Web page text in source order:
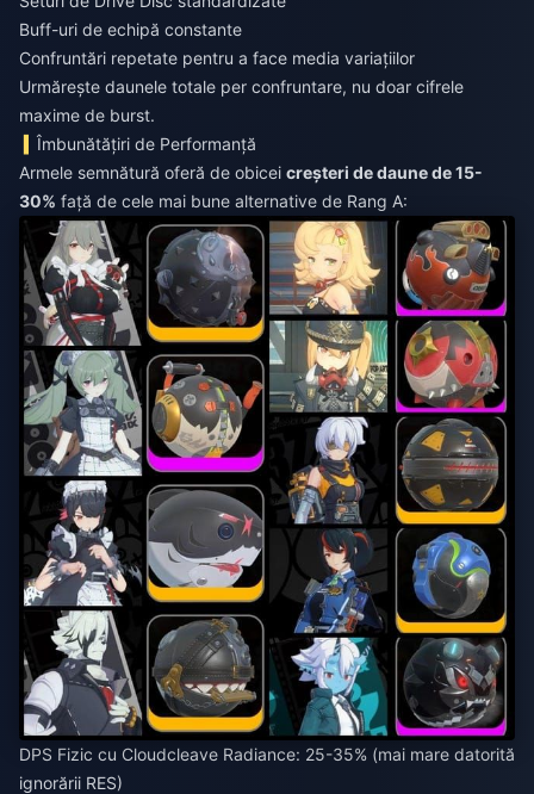
Buff-uri de echipă constante
Confruntări repetate pentru a face media variațiilor
Urmărește daunele totale per confruntare, nu doar cifrele
maxime de burst.
Îmbunătățiri de Performanță
Armele semnătură oferă de obicei creșteri de daune de 15-
30% față de cele mai bune alternative de Rang A:
DPS Fizic cu Cloudcleave Radiance: 25-35% (mai mare datorită
ignorării RES)